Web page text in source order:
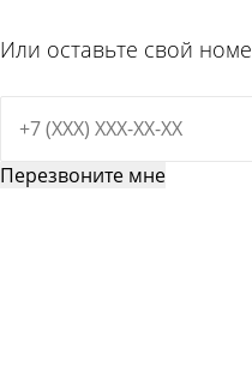
Или оставьте свой